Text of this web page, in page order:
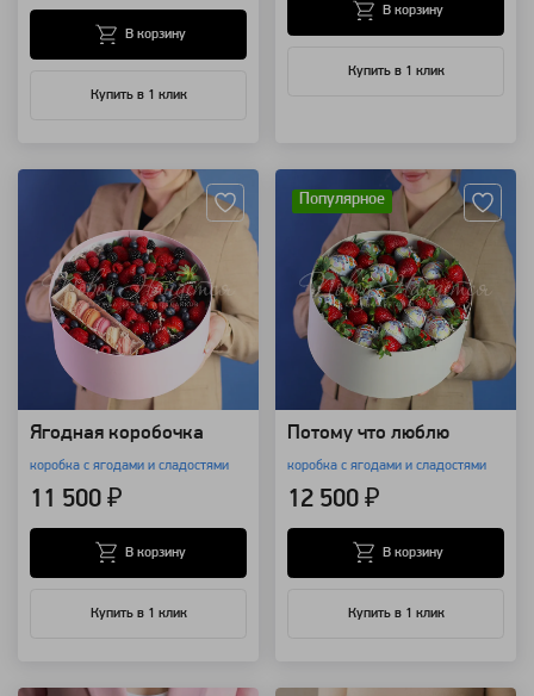
Купить в 1 клик
В корзину
Купить в 1 клик
В корзину
Ягодная коробочка
коробка с ягодами и сладостями
11 500 ₽
Купить в 1 клик
В корзину
Популярное
Потому что люблю
коробка с ягодами и сладостями
12 500 ₽
Купить в 1 клик
В корзину